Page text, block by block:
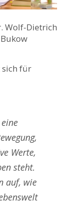
Wolf-Dietrich
Bukow
sich für
Werte,
steht.
auf, wie